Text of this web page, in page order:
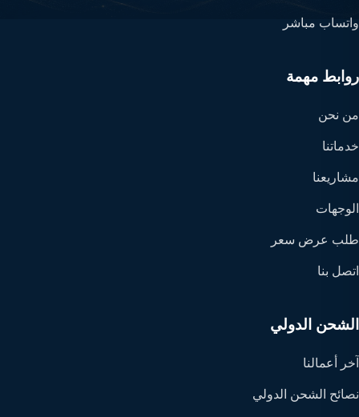
واتساب مباشر
روابط مهمة
من نحن
خدماتنا
مشاريعنا
الوجهات
طلب عرض سعر
اتصل بنا
الشحن الدولي
آخر أعمالنا
نصائح الشحن الدولي